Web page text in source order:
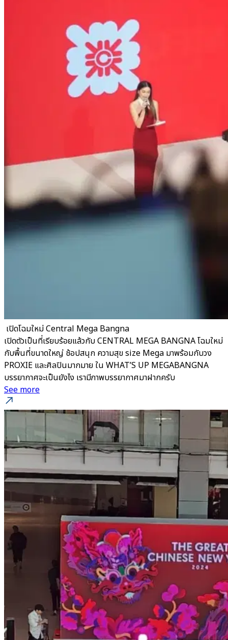
​ เปิดโฉมใหม่ Central Mega Bangna
เปิดตัวเป็นที่เรียบร้อยแล้วกับ CENTRAL MEGA BANGNA โฉมใหม่
กับพื้นที่ขนาดใหญ่ ช้อปสนุก ความสุข size Mega มาพร้อมกับวง
PROXIE และศิลปินมากมาย ใน WHAT’S UP MEGABANGNA
บรรยากาศจะเป็นยังไง เรามีภาพบรรยากาศมาฝากครับ
See more